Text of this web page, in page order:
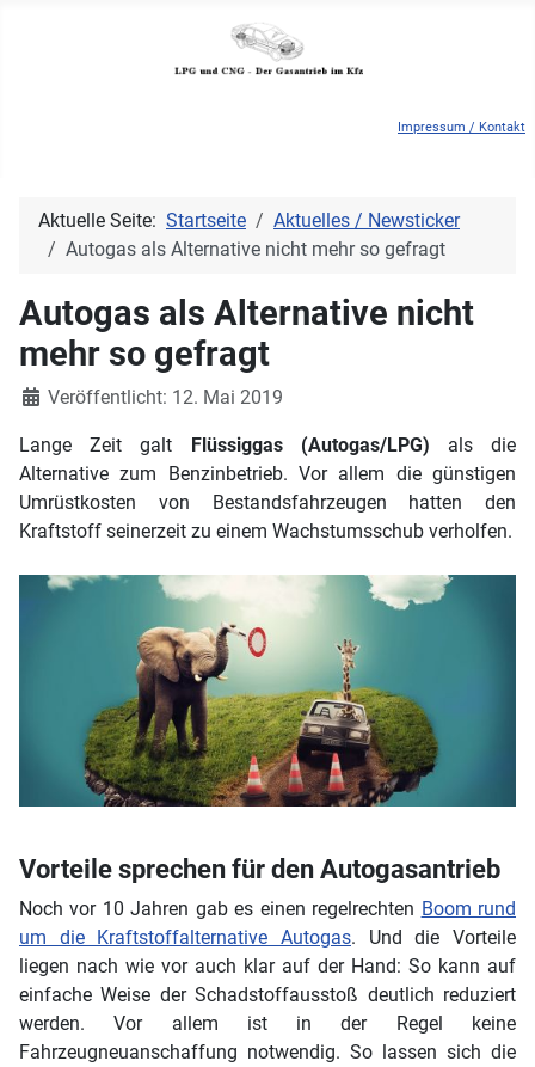
Impressum / Kontakt
Aktuelle Seite: Startseite
Aktuelles / Newsticker
Autogas als Alternative nicht mehr so gefragt
Autogas als Alternative nicht
mehr so gefragt
DetailsVeröffentlicht: 12. Mai 2019
Lange Zeit galt Flüssiggas (Autogas/LPG) als die
Alternative zum Benzinbetrieb. Vor allem die günstigen
Umrüstkosten von Bestandsfahrzeugen hatten den
Kraftstoff seinerzeit zu einem Wachstumsschub verholfen.
Vorteile sprechen für den Autogasantrieb
Noch vor 10 Jahren gab es einen regelrechten Boom rund
um die Kraftstoffalternative Autogas. Und die Vorteile
liegen nach wie vor auch klar auf der Hand: So kann auf
einfache Weise der Schadstoffausstoß deutlich reduziert
werden. Vor allem ist in der Regel keine
Fahrzeugneuanschaffung notwendig. So lassen sich die